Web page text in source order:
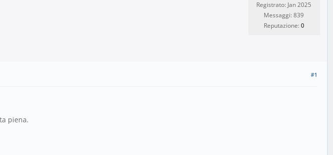
Registrato: Jan 2025
Messaggi: 839
Reputazione: 0
#1
piena.